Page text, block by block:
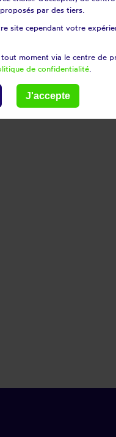
par des tiers.
site cependant votre
moment via le centre de
de confidentialité
J'accepte